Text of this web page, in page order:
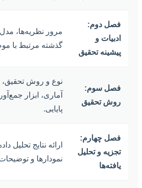
فصل دوم:
ادبیات و
پیشینه تحقیق
مرور نظریه‌ها،
گذشته مرتبط با
فصل سوم:
روش تحقیق
نوع و روش تحقیق،
آماری، ابزار
پایایی.
فصل چهارم:
تجزیه و تحلیل
یافته‌ها
ارائه نتایج تحلیل
نمودارها و